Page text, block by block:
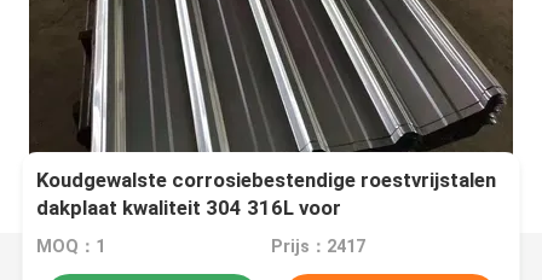
Koudgewalste corrosiebestendige roestvrijstalen
dakplaat kwaliteit 304 316L voor
daktoepassingen
MOQ：1 Prijs：2417